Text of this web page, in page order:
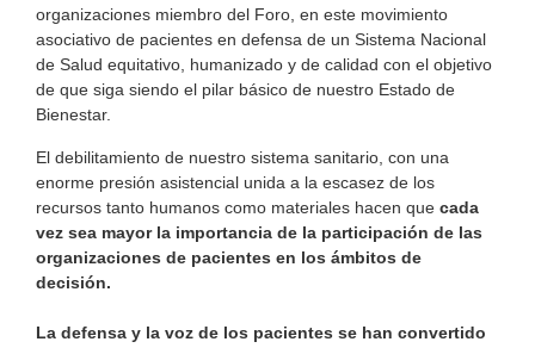
organizaciones miembro del Foro, en este movimiento
asociativo de pacientes en defensa de un Sistema Nacional
de Salud equitativo, humanizado y de calidad con el objetivo
de que siga siendo el pilar básico de nuestro Estado de
Bienestar.
El debilitamiento de nuestro sistema sanitario, con una
enorme presión asistencial unida a la escasez de los
recursos tanto humanos como materiales hacen que cada
vez sea mayor la importancia de la participación de las
organizaciones de pacientes en los ámbitos de
decisión.
La defensa y la voz de los pacientes se han convertido